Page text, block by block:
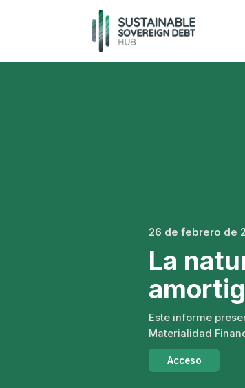
26 de febrero de
La
Este informe
Materialidad
Acceso